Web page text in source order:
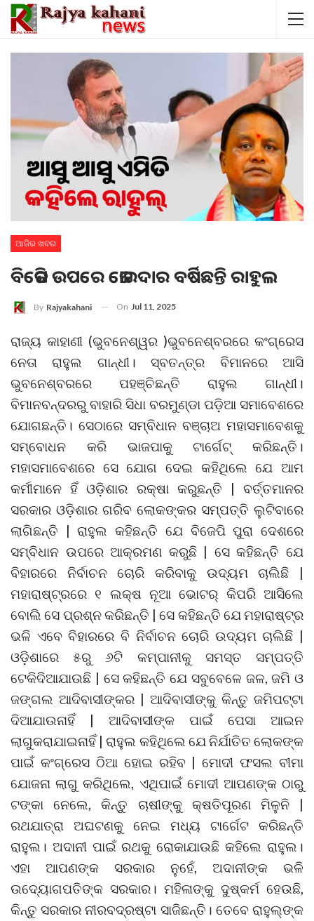
ଆଜିର ଖବର
ବିଜେପି ଉପରେ ଜୋରଦାର ବର୍ଷିଛନ୍ତି ରାହୁଲ
By Rajyakahani On Jul 11, 2025
ରାଜ୍ୟ କାହାଣୀ (ଭୁବନେଶ୍ୱର )ଭୁବନେଶ୍ବରରେ କଂଗ୍ରେସ
ନେତା ରାହୁଲ ଗାନ୍ଧୀ। ସ୍ବତନ୍ତ୍ର ବିମାନରେ ଆସି
ଭୁବନେଶ୍ବରରେ ପହଞ୍ଚିଛନ୍ତି ରାହୁଲ ଗାନ୍ଧୀ।
ବିମାନବନ୍ଦରରୁ ବାହାରି ସିଧା ବରମୁଣ୍ଡା ପଡ଼ିଆ ସମାବେଶରେ
ଯୋଗଛନ୍ତି। ସେଠାରେ ସମ୍ବିଧାନ ବଞ୍ଚାଅ ମହାସମାବେଶକୁ
ସମ୍ବୋଧନ କରି ଭାଜପାକୁ ଟାର୍ଗେଟ୍‌ କରିଛନ୍ତି।
ମହାସମାବେଶରେ ସେ ଯୋଗ ଦେଇ କହିଥିଲେ ଯେ ଆମ
କର୍ମୀମାନେ ହିଁ ଓଡ଼ିଶାର ରକ୍ଷା କରୁଛନ୍ତି | ବର୍ତ୍ତମାନର
ସରକାର ଓଡ଼ିଶାର ଗରିବ ଲୋକଙ୍କର ସମ୍ପତ୍ତି ଲୁଟିବାରେ
ଲାଗିଛନ୍ତି | ରାହୁଲ କହିଛନ୍ତି ଯେ ବିଜେପି ପୁରା ଦେଶରେ
ସମ୍ବିଧାନ ଉପରେ ଆକ୍ରମଣ କରୁଛି | ସେ କହିଛନ୍ତି ଯେ
ବିହାରରେ ନିର୍ବାଚନ ଚୋରି କରିବାକୁ ଉଦ୍ୟମ ଚାଲିଛି |
ମହାରାଷ୍ଟ୍ରରେ ୧ ଲକ୍ଷ ନୂଆ ଭୋଟର୍ କିପରି ଆସିଲେ
ବୋଲି ସେ ପ୍ରଶ୍ନ କରିଛନ୍ତି | ସେ କହିଛନ୍ତି ଯେ ମହାରାଷ୍ଟ୍ର
ଭଳି ଏବେ ବିହାରରେ ବି ନିର୍ବାଚନ ଚୋରି ଉଦ୍ୟମ ଚାଲିଛି |
ଓଡ଼ିଶାରେ ୫ରୁ ୬ଟି କମ୍ପାନୀକୁ ସମସ୍ତ ସମ୍ପତ୍ତି
ଟେକିଦିଆଯାଉଛି | ସେ କହିଛନ୍ତି ଯେ ସବୁବେଳେ ଜଳ, ଜମି ଓ
ଜଙ୍ଗଲ ଆଦିବାସୀଙ୍କର | ଆଦିବାସୀଙ୍କୁ କିନ୍ତୁ ଜମିପଟ୍ଟା
ଦିଆଯାଉନାହିଁ | ଆଦିବାସୀଙ୍କ ପାଇଁ ପେସା ଆଇନ
ଲାଗୁକରାଯାଇନାହିଁ | ରାହୁଲ କହିଥିଲେ ଯେ ନିର୍ଯାତିତ ଲୋକଙ୍କ
ପାଇଁ କଂଗ୍ରେସ ଠିଆ ହୋଇ ରହିବ | ମୋଦୀ ଫସଲ ବୀମା
ଯୋଜନା ଲାଗୁ କରିଥିଲେ, ଏଥିପାଇଁ ମୋଦୀ ଆପଣଙ୍କ ଠାରୁ
ଟଙ୍କା ନେଲେ, କିନ୍ତୁ ଚାଷୀଙ୍କୁ କ୍ଷତିପୂରଣ ମିଳୁନି |
ରଥଯାତ୍ରା ଅଘଟଣକୁ ନେଇ ମଧ୍ୟ ଟାର୍ଗେଟ କରିଛନ୍ତି
ରାହୁଲ। ଅଦାନୀ ପାଇଁ ରଥକୁ ରୋକାଯାଉଛି କହିଲେ ରାହୁଲ।
ଏହା ଆପଣଙ୍କ ସରକାର ନୁହେଁ, ଅଦାନୀଙ୍କ ଭଳି
ଉଦ୍ୟୋଗପତିଙ୍କ ସରକାର। ମହିଳାଙ୍କୁ ଦୁଷ୍କର୍ମ ହେଉଛି,
କିନ୍ତୁ ସରକାର ନୀରବଦ୍ରଷ୍ଟା ସାଜିଛନ୍ତି। ତେବେ ରାହୁଲ୍‌ଙ୍କ